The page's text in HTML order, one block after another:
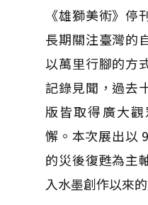
《雄獅美術》停
長期關注臺灣的
以萬里行腳的方
記錄見聞，過去
版皆取得廣大
懈。本次展出以
的災後復甦為主
入水墨創作以來